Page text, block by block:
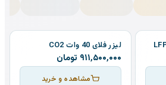
لیزر فلای 40 وات CO2
۹۱۱٬۵۰۰٬۰۰۰ تومان
مشاهده و خرید